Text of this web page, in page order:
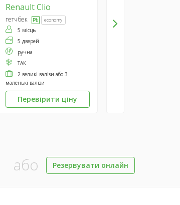
RenaultClio
гетчбек economy
5 місць
5 дверей
ручна
ТАК
2 великі валізи або 3
маленькі валізи
Перевірити ціну
або Резервувати онлайн